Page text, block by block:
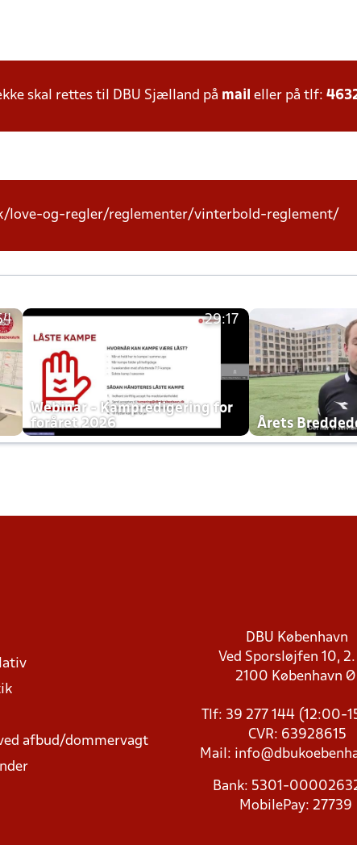
skal rettes til DBU Sjælland på mail eller på tlf:
love-og-regler/reglementer/vinterbold-reglement/
29:17
Webinar - Kampredigering for
foråret 2026
Årets
afbud/dommervagt
DBU København
Ved Sporsløjfen 10, 2.
2100 København Ø
Tlf: 39 277 144 (12:00-
CVR: 63928615
Mail:
Bank: 5301-
MobilePay: 27739